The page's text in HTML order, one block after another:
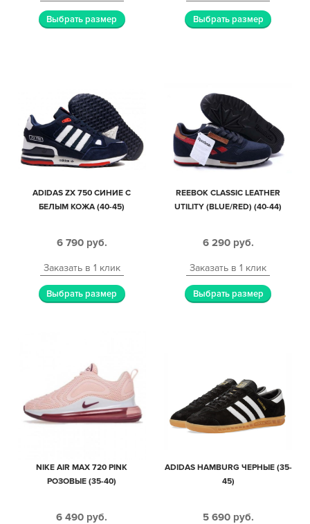
Выбрать размер Выбрать размер
ADIDAS ZX 750 СИНИЕ С
БЕЛЫМ КОЖА (40-45)
6 790 руб.
Заказать в 1 клик
Выбрать размер
REEBOK CLASSIC LEATHER
UTILITY (BLUE/RED) (40-44)
6 290 руб.
Заказать в 1 клик
Выбрать размер
NIKE AIR MAX 720 PINK
РОЗОВЫЕ (35-40)
6 490 руб.
ADIDAS HAMBURG ЧЕРНЫЕ (35-
45)
5 690 руб.